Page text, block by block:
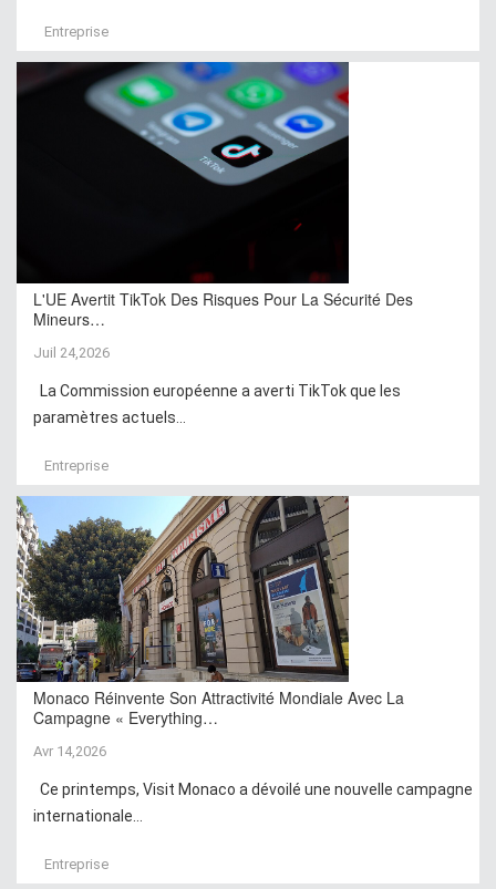
Entreprise
L'UE Avertit TikTok Des Risques Pour La Sécurité Des
Mineurs…
Juil 24,2026
La Commission européenne a averti TikTok que les
paramètres actuels...
Entreprise
Monaco Réinvente Son Attractivité Mondiale Avec La
Campagne « Everything…
Avr 14,2026
Ce printemps, Visit Monaco a dévoilé une nouvelle campagne
internationale...
Entreprise